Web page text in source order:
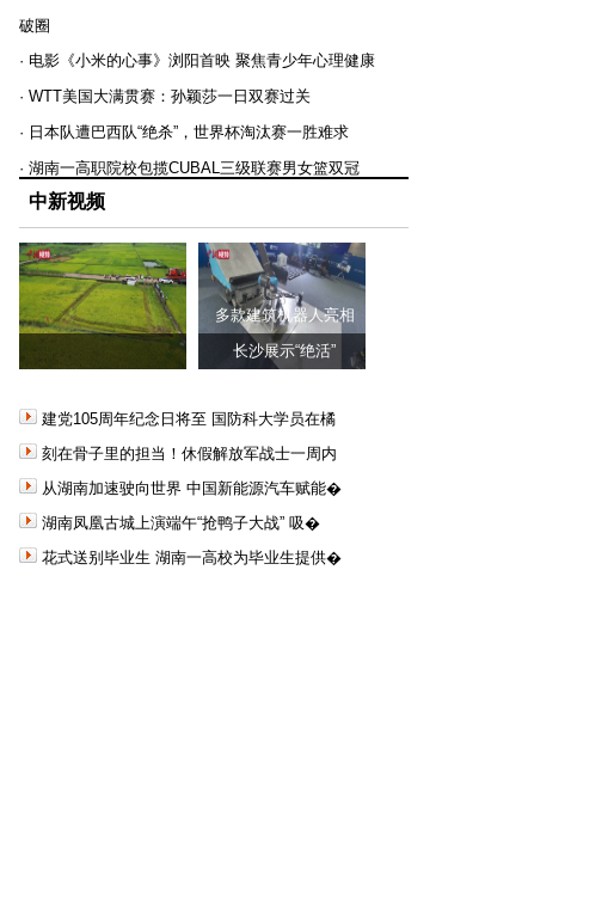
破圈
· 电影《小米的心事》浏阳首映 聚焦青少年心理健康
· WTT美国大满贯赛：孙颖莎一日双赛过关
· 日本队遭巴西队“绝杀”，世界杯淘汰赛一胜难求
· 湖南一高职院校包揽CUBAL三级联赛男女篮双冠
中新视频
多款建筑机器人亮相
长沙展示“绝活”
建党105周年纪念日将至 国防科大学员在橘
刻在骨子里的担当！休假解放军战士一周内
从湖南加速驶向世界 中国新能源汽车赋能�
湖南凤凰古城上演端午“抢鸭子大战” 吸�
花式送别毕业生 湖南一高校为毕业生提供�